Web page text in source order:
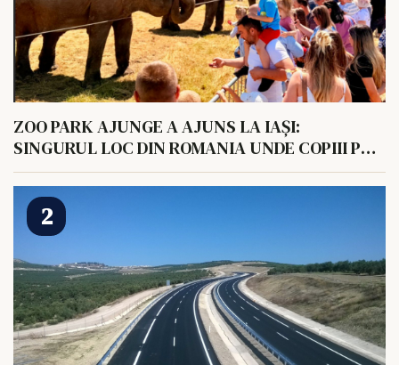
ZOO PARK AJUNGE A AJUNS LA IAȘI:
SINGURUL LOC DIN ROMANIA UNDE COPIII POT
HRANI UN ELEFANT